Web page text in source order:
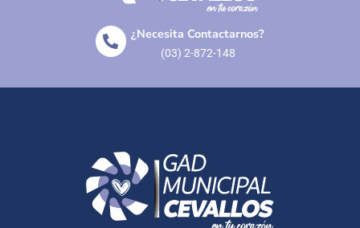
¿Necesita Contactarnos?
(03) 2-872-148